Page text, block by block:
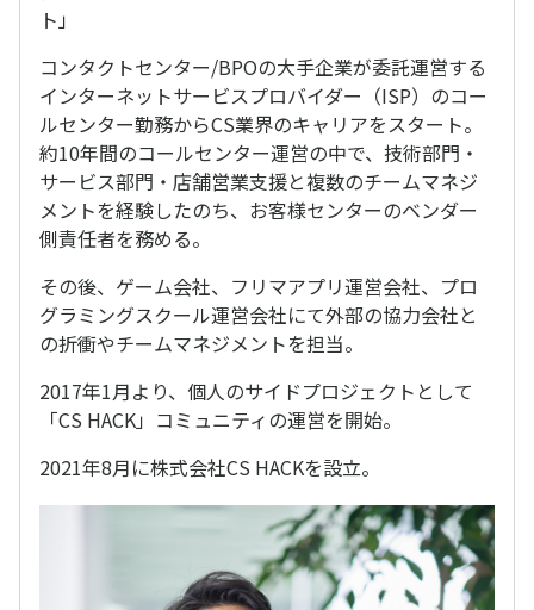
ト」
コンタクトセンター/BPOの大手企業が委託運営する
インターネットサービスプロバイダー（ISP）のコー
ルセンター勤務からCS業界のキャリアをスタート。
約10年間のコールセンター運営の中で、技術部門・
サービス部門・店舗営業支援と複数のチームマネジ
メントを経験したのち、お客様センターのベンダー
側責任者を務める。
その後、ゲーム会社、フリマアプリ運営会社、プロ
グラミングスクール運営会社にて外部の協力会社と
の折衝やチームマネジメントを担当。
2017年1月より、個人のサイドプロジェクトとして
「CS HACK」コミュニティの運営を開始。
2021年8月に株式会社CS HACKを設立。